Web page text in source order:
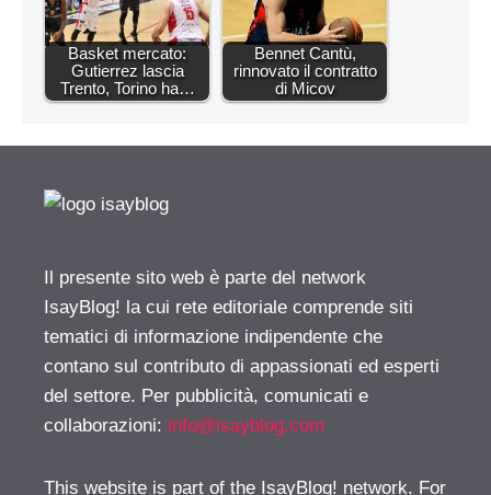
Basket mercato:
Gutierrez lascia
Trento, Torino ha…
Bennet Cantù,
rinnovato il contratto
di Micov
Il presente sito web è parte del network
IsayBlog! la cui rete editoriale comprende siti
tematici di informazione indipendente che
contano sul contributo di appassionati ed esperti
del settore. Per pubblicità, comunicati e
collaborazioni: info@isayblog.com
This website is part of the IsayBlog! network. For